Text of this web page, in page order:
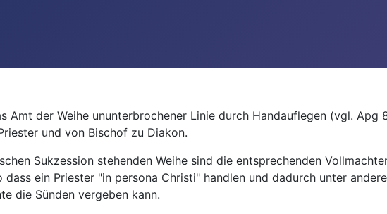
Amt der Weihe ununterbrochener Linie durch Handauflegen (vgl. Apg
und von Bischof zu Diakon.
Sukzession stehenden Weihe sind die entsprechenden
ein Priester "in persona Christi" handlen und dadurch unter
die Sünden vergeben kann.